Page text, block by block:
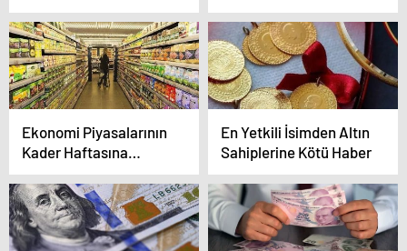
sonuna kadar
rahatlama beklemeyin
50’de olur 150’de
Ekonomi Piyasalarının
Kader Haftasına
Giriliyor
En Yetkili İsimden Altın
Sahiplerine Kötü Haber